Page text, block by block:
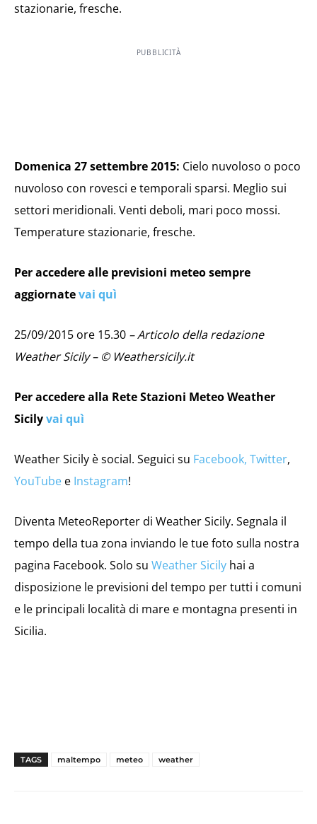
stazionarie, fresche.
PUBBLICITÀ
Domenica 27 settembre 2015: Cielo nuvoloso o poco
nuvoloso con rovesci e temporali sparsi. Meglio sui
settori meridionali. Venti deboli, mari poco mossi.
Temperature stazionarie, fresche.
Per accedere alle previsioni meteo sempre
aggiornatevai quì
25/09/2015 ore 15.30 – Articolo della redazione
Weather Sicily – © Weathersicily.it
Per accedere alla Rete Stazioni Meteo Weather
Sicilyvai quì
Weather Sicily è social. Seguici su Facebook, Twitter,
YouTube e Instagram!
Diventa MeteoReporter di Weather Sicily. Segnala il
tempo della tua zona inviando le tue foto sulla nostra
pagina Facebook. Solo su Weather Sicily hai a
disposizione le previsioni del tempo per tutti i comuni
e le principali località di mare e montagna presenti in
Sicilia.
TAGS maltempo meteo weather